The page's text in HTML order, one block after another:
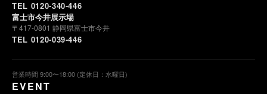
TEL 0120-340-446
富士市今井展示場
〒417-0801 静岡県富士市今井
TEL 0120-039-446
営業時間 9:00〜18:00 (定休日：水曜日)
EVENT